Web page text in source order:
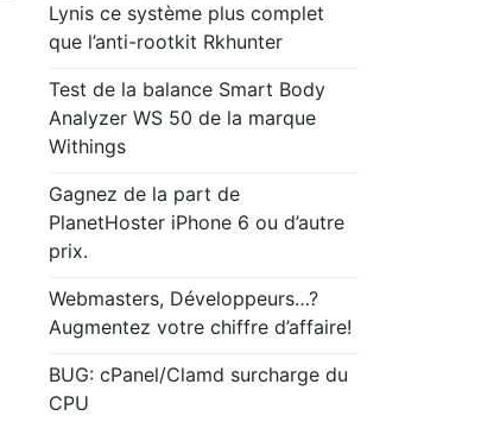
Lynis ce système plus complet
que l’anti-rootkit Rkhunter
Test de la balance Smart Body
Analyzer WS 50 de la marque
Withings
Gagnez de la part de
PlanetHoster iPhone 6 ou d’autre
prix.
Webmasters, Développeurs…?
Augmentez votre chiffre d’affaire!
BUG: cPanel/Clamd surcharge du
CPU